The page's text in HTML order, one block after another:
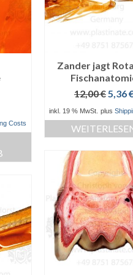
Costs
Zander jagt
12,00€
war:
12,00
5,36
inkl. 19 % MwSt. plus